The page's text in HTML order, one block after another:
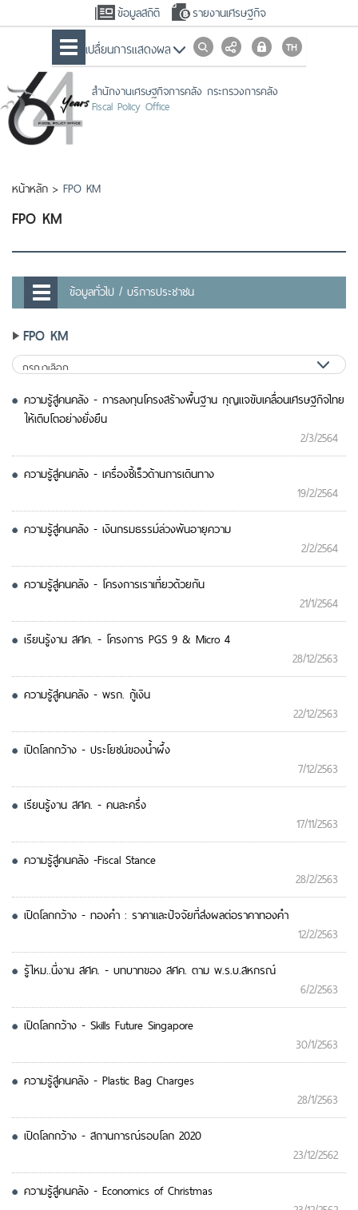
ข้อมูลสถิติ รายงานเศรษฐกิจ
เปลื่ยนการแสดงผล
สำนักงานเศรษฐกิจการคลัง กระทรวงการคลัง
Fiscal Policy Office
หน้าหลัก > FPO KM
FPO KM
ข้อมูลทั่วไป / บริการประชาชน
FPO KM
ความรู้สู่คนคลัง - การลงทุนโครงสร้างพื้นฐาน กุญแจขับเคลื่อนเศรษฐกิจไทย
ให้เติบโตอย่างยั่งยืน
2/3/2564
ความรู้สู่คนคลัง - เครื่องชี้เร็วด้านการเดินทาง
19/2/2564
ความรู้สู่คนคลัง - เงินกรมธรรม์ล่วงพ้นอายุความ
2/2/2564
ความรู้สู่คนคลัง - โครงการเราเที่ยวด้วยกัน
21/1/2564
เรียนรู้งาน สศค. - โครงการ PGS 9 & Micro 4
28/12/2563
ความรู้สู่คนคลัง - พรก. กู้เงิน
22/12/2563
เปิดโลกกว้าง - ประโยชน์ของน้ำผึ้ง
7/12/2563
เรียนรู้งาน สศค. - คนละครึ่ง
17/11/2563
ความรู้สู่คนคลัง -Fiscal Stance
28/2/2563
เปิดโลกกว้าง - ทองคำ : ราคาและปัจจัยที่ส่งผลต่อราคาทองคำ
12/2/2563
รู้ไหม..นี่งาน สศค. - บทบาทของ สศค. ตาม พ.ร.บ.สหกรณ์
6/2/2563
เปิดโลกกว้าง - Skills Future Singapore
30/1/2563
ความรู้สู่คนคลัง - Plastic Bag Charges
28/1/2563
เปิดโลกกว้าง - สถานการณ์รอบโลก 2020
23/12/2562
ความรู้สู่คนคลัง - Economics of Christmas